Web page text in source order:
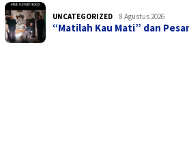
UNCATEGORIZED 8 Agustus 2026
“Matilah Kau Mati” dan